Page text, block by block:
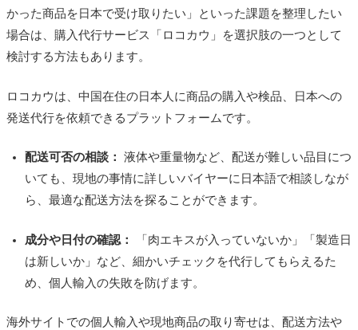
かった商品を日本で受け取りたい」といった課題を整理したい
場合は、購入代行サービス「ロコカウ」を選択肢の一つとして
検討する方法もあります。
ロコカウは、中国在住の日本人に商品の購入や検品、日本への
発送代行を依頼できるプラットフォームです。
配送可否の相談：
液体や重量物など、配送が難しい品目につ
いても、現地の事情に詳しいバイヤーに日本語で相談しなが
ら、最適な配送方法を探ることができます。
成分や日付の確認：
「肉エキスが入っていないか」「製造日
は新しいか」など、細かいチェックを代行してもらえるた
め、個人輸入の失敗を防げます。
海外サイトでの個人輸入や現地商品の取り寄せは、配送方法や